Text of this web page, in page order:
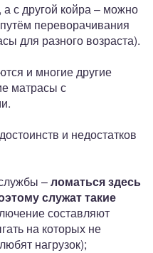
с другой койра – можно
переворачивания
для разного возраста).
и многие другие
матрасы с
и недостатков
–ломаться здесь
служат такие
составляют
на которых не
нагрузок);